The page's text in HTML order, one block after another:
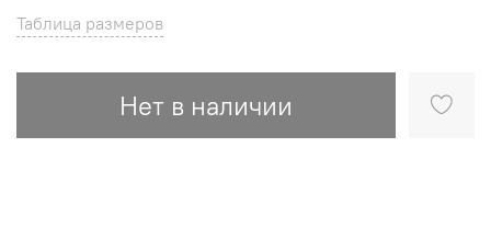
Таблица размеров
Нет в наличии